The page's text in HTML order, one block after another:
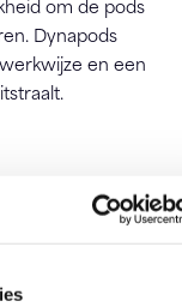
Dynapods
en een